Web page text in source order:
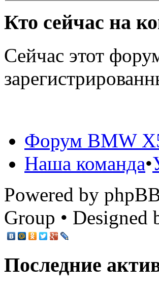
Кто сейчас на
Сейчас этот
Форум BMW
Наша команда•
Powered by
Group •
Последние